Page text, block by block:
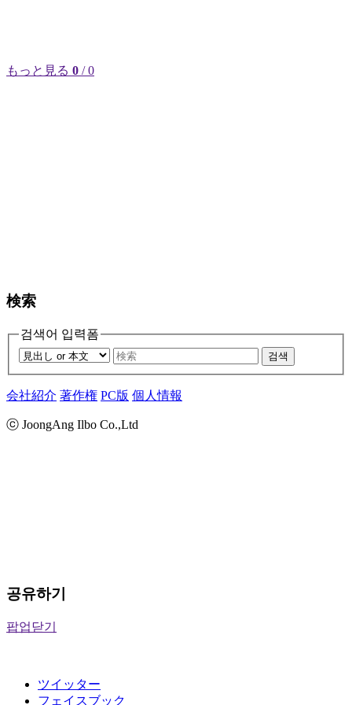
もっと見る 0 / 0
検索
검색어 입력폼
검색
会社紹介 著作権 PC版 個人情報
ⓒ JoongAng Ilbo Co.,Ltd
공유하기
팝업닫기
ツイッター
フェイスブック